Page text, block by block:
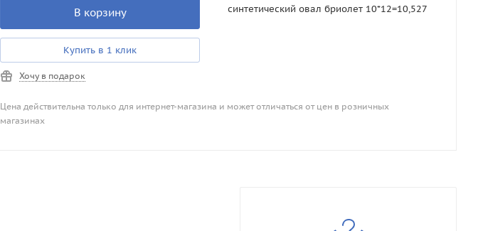
В корзину
Купить в 1 клик
Хочу в подарок
синтетический овал бриолет 10*12=10,527
Цена действительна только для интернет-магазина и может отличаться от цен в розничных
магазинах